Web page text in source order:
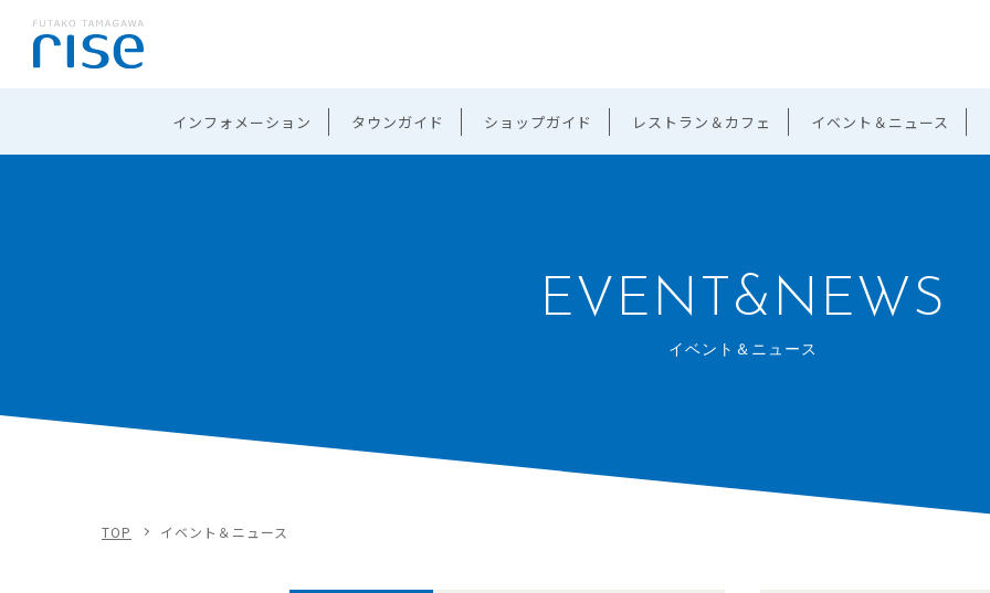
インフォメーション タウンガイド ショップガイド レストラン＆カフェ イベント＆ニュース
EVENT&NEWS
イベント＆ニュース
TOP イベント＆ニュース